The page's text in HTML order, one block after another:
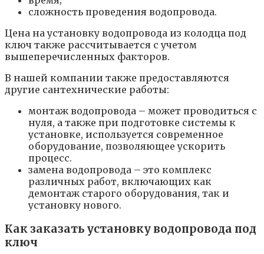
сложность проведения водопровода.
Цена на установку водопровода из колодца под
ключ также рассчитывается с учетом
вышеперечисленных факторов.
В нашей компании также предоставляются
другие сантехнические работы:
монтаж водопровода – может проводиться с
нуля, а также при подготовке системы к
установке, используется современное
оборудование, позволяющее ускорить
процесс.
замена водопровода – это комплекс
различных работ, включающих как
демонтаж старого оборудования, так и
установку нового.
Как заказать установку водопровода под
ключ